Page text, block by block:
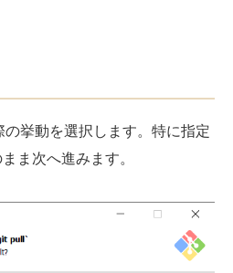
挙動を選択します。特に指定
ま次へ進みます。